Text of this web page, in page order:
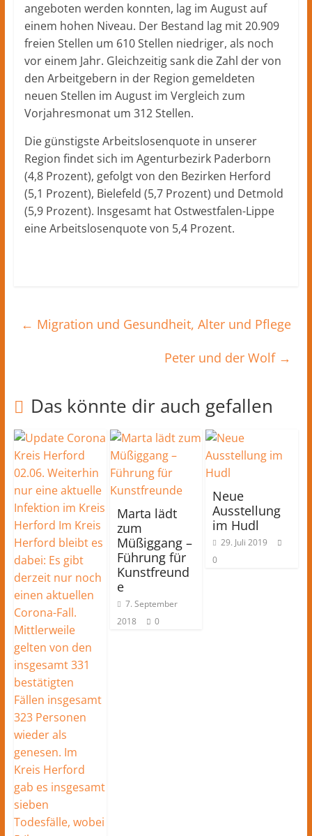
angeboten werden konnten, lag im August auf
einem hohen Niveau. Der Bestand lag mit 20.909
freien Stellen um 610 Stellen niedriger, als noch
vor einem Jahr. Gleichzeitig sank die Zahl der von
den Arbeitgebern in der Region gemeldeten
neuen Stellen im August im Vergleich zum
Vorjahresmonat um 312 Stellen.
Die günstigste Arbeitslosenquote in unserer
Region findet sich im Agenturbezirk Paderborn
(4,8 Prozent), gefolgt von den Bezirken Herford
(5,1 Prozent), Bielefeld (5,7 Prozent) und Detmold
(5,9 Prozent). Insgesamt hat Ostwestfalen-Lippe
eine Arbeitslosenquote von 5,4 Prozent.
← Migration und Gesundheit, Alter und Pflege
Peter und der Wolf →
Das könnte dir auch gefallen
Marta lädt
zum
Müßiggang –
Führung für
Kunstfreund
e
7. September
2018
0
Neue
Ausstellung
im Hudl
29. Juli 2019
0